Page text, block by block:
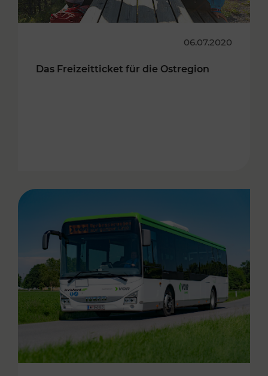
06.07.2020
Das Freizeitticket für die Ostregion